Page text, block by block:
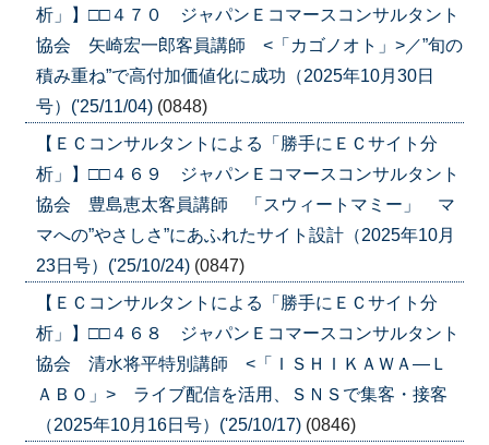
析」】□□４７０ ジャパンＥコマースコンサルタント
協会 矢崎宏一郎客員講師 <「カゴノオト」>／”旬の
積み重ね”で高付加価値化に成功（2025年10月30日
号）('25/11/04) (0848)
【ＥＣコンサルタントによる「勝手にＥＣサイト分
析」】□□４６９ ジャパンＥコマースコンサルタント
協会 豊島恵太客員講師 「スウィートマミー」 マ
マへの”やさしさ”にあふれたサイト設計（2025年10月
23日号）('25/10/24) (0847)
【ＥＣコンサルタントによる「勝手にＥＣサイト分
析」】□□４６８ ジャパンＥコマースコンサルタント
協会 清水将平特別講師 <「ＩＳＨＩＫＡＷＡ―Ｌ
ＡＢＯ」> ライブ配信を活用、ＳＮＳで集客・接客
（2025年10月16日号）('25/10/17) (0846)